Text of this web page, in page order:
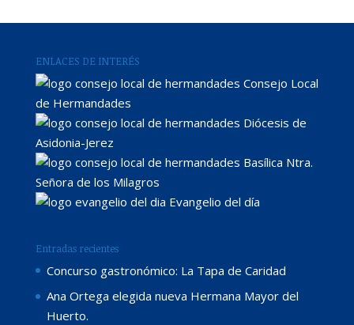
ENLACES DE INTERÉS
Consejo Local
de Hermandades
Diócesis de
Asidonia-Jerez
Basílica Ntra.
Señora de los Milagros
Evangelio del día
Entradas recientes
Concurso gastronómico: La Tapa de Caridad
Ana Ortega elegida nueva Hermana Mayor del
Huerto.